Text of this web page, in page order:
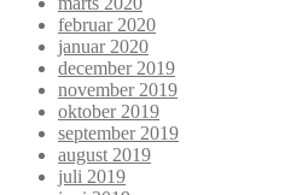
februar 2020
januar 2020
december 2019
november 2019
oktober 2019
september 2019
august 2019
juli 2019